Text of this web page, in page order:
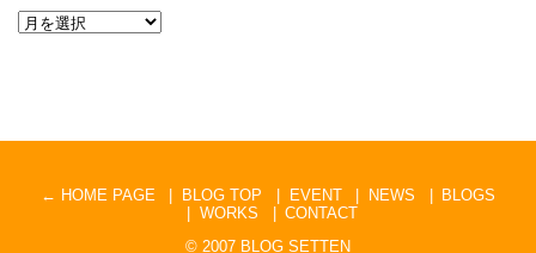
← HOME PAGE BLOG TOP EVENT NEWS
BLOGS
WORKS
CONTACT
© 2007 BLOG SETTEN